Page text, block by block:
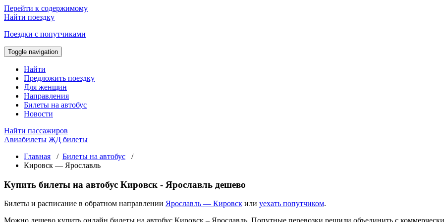
Перейти к содержимому
Найти поездку
Поездки с попутчиками
Toggle navigation
Найти
Предложить поездку
Для женщин
Направления
Билеты на автобус
Новости
Найти пассажиров
Авиабилеты ЖД билеты
Главная / Билеты на автобус /
Кировск — Ярославль
Купить билеты на автобус Кировск - Ярославль дешево
Билеты и расписание в обратном направлении Ярославль — Кировск или уехать попутчиком.